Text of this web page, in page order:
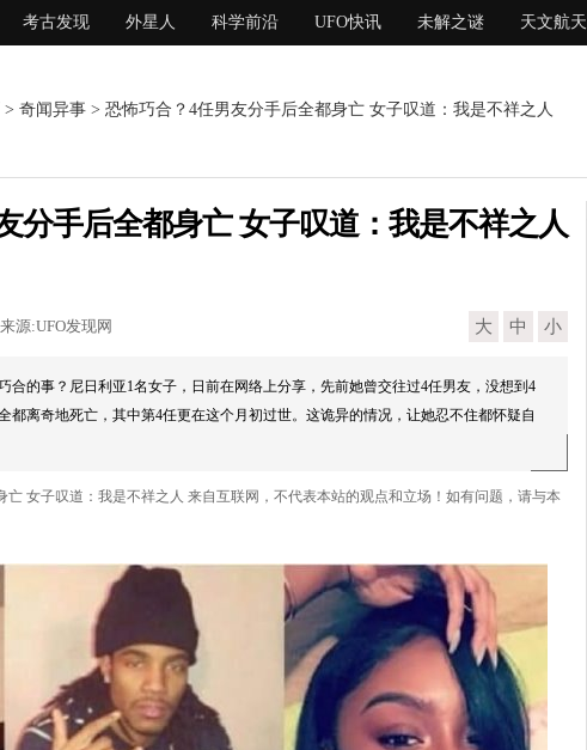
考古发现 外星人 科学前沿 UFO快讯 未解之谜 天文航天
> 奇闻异事 > 恐怖巧合？4任男友分手后全都身亡 女子叹道：我是不祥之人
分手后全都身亡 女子叹道：我是不祥之人
来源:UFO发现网 大 中 小
合的事？尼日利亚1名女子，日前在网络上分享，先前她曾交往过4任男友，没想到4
都离奇地死亡，其中第4任更在这个月初过世。这诡异的情况，让她忍不住都怀疑自
亡 女子叹道：我是不祥之人 来自互联网，不代表本站的观点和立场！如有问题，请与本